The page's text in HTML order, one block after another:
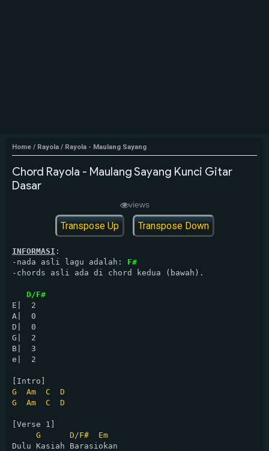
Home / Rayola / Rayola - Maulang Sayang
Chord Rayola - Maulang Sayang Kunci Gitar
Dasar
views
Transpose Up Transpose Down
INFORMASI :
-nada asli lagu adalah: F#
-chords asli ada di chord kedua (bawah).
D/F#
E|  2
A|  0
D|  0
G|  2
B|  3
e|  2
G
Am C
D
G
Am C D
[Verse 1]
G
D /F#
Em
Dulu Kasiah Barasiokan